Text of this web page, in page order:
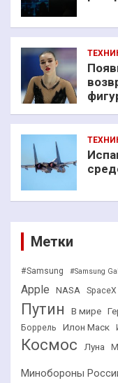
Метки
#Samsung #Samsung
Apple NASA SpaceX
Путин
В мире
Боррель
Илон Маск
Космос Луна
Минобороны